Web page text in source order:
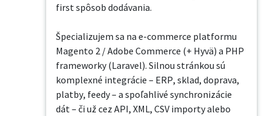
first spôsob dodávania.
Špecializujem sa na e-commerce platformu
Magento 2 / Adobe Commerce (+ Hyvä) a PHP
frameworky (Laravel). Silnou stránkou sú
komplexné integrácie – ERP, sklad, doprava,
platby, feedy – a spoľahlivé synchronizácie
dát – či už cez API, XML, CSV importy alebo